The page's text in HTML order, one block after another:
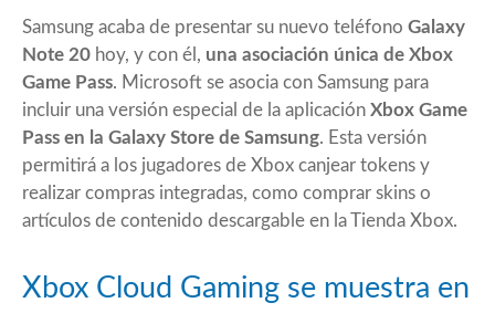
Samsung acaba de presentar su nuevo teléfono Galaxy
Note 20 hoy, y con él, una asociación única de Xbox
Game Pass. Microsoft se asocia con Samsung para
incluir una versión especial de la aplicación Xbox Game
Pass en la Galaxy Store de Samsung. Esta versión
permitirá a los jugadores de Xbox canjear tokens y
realizar compras integradas, como comprar skins o
artículos de contenido descargable en la Tienda Xbox.
Xbox Cloud Gaming se muestra en